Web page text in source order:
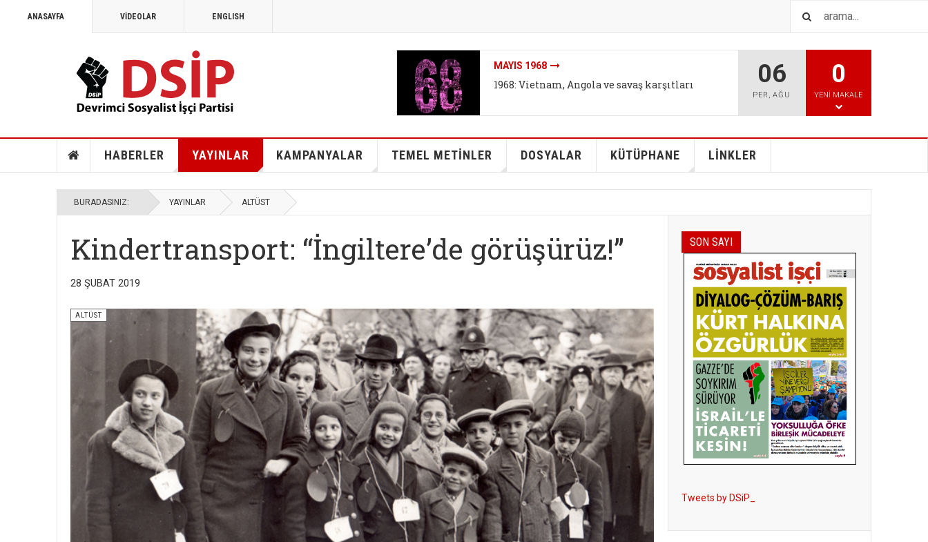
ANASAYFA VİDEOLAR ENGLISH
İKLIMI DEĞIL SISTEMI DEĞIŞTIR
İklim mitleri I - Bireysel tutum değişikliği bizi
06
PER ,AĞU
0
YENI MAKALE
HABERLER YAYINLAR KAMPANYALAR TEMEL METİNLER DOSYALAR KÜTÜPHANE LİNKLER
BURADASINIZ: YAYINLAR ALTÜST
Kindertransport: “İngiltere’de görüşürüz!”
28 ŞUBAT 2019
ALTÜST
SON SAYI
Tweets by DSiP_